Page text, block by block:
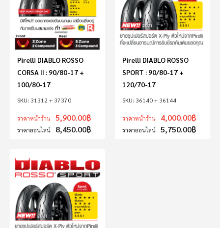
31312 + 37370
Pirelli DIABLO ROSSO
CORSA II : 90/80-17 +
100/80-17
ราคาหน้าร้าน 5,900.00฿
ราคาออนไลน์ 8,450.00฿
36140 + 36144
Pirelli DIABLO ROSSO
SPORT : 90/80-17 +
120/70-17
ราคาหน้าร้าน 4,000.00฿
ราคาออนไลน์ 5,750.00฿